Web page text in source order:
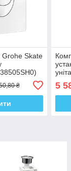
Grohe Skate
₴ 5